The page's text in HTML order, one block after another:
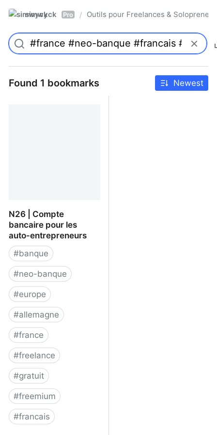
simwyck Pro / Outils pour Freelances &
Found 1 bookmarks Newest
N26 | Compte
bancaire pour les
auto-entrepreneurs
#banque
#neo-banque
#europe
#allemagne
#france
#freelance
#gratuit
#freemium
#francais